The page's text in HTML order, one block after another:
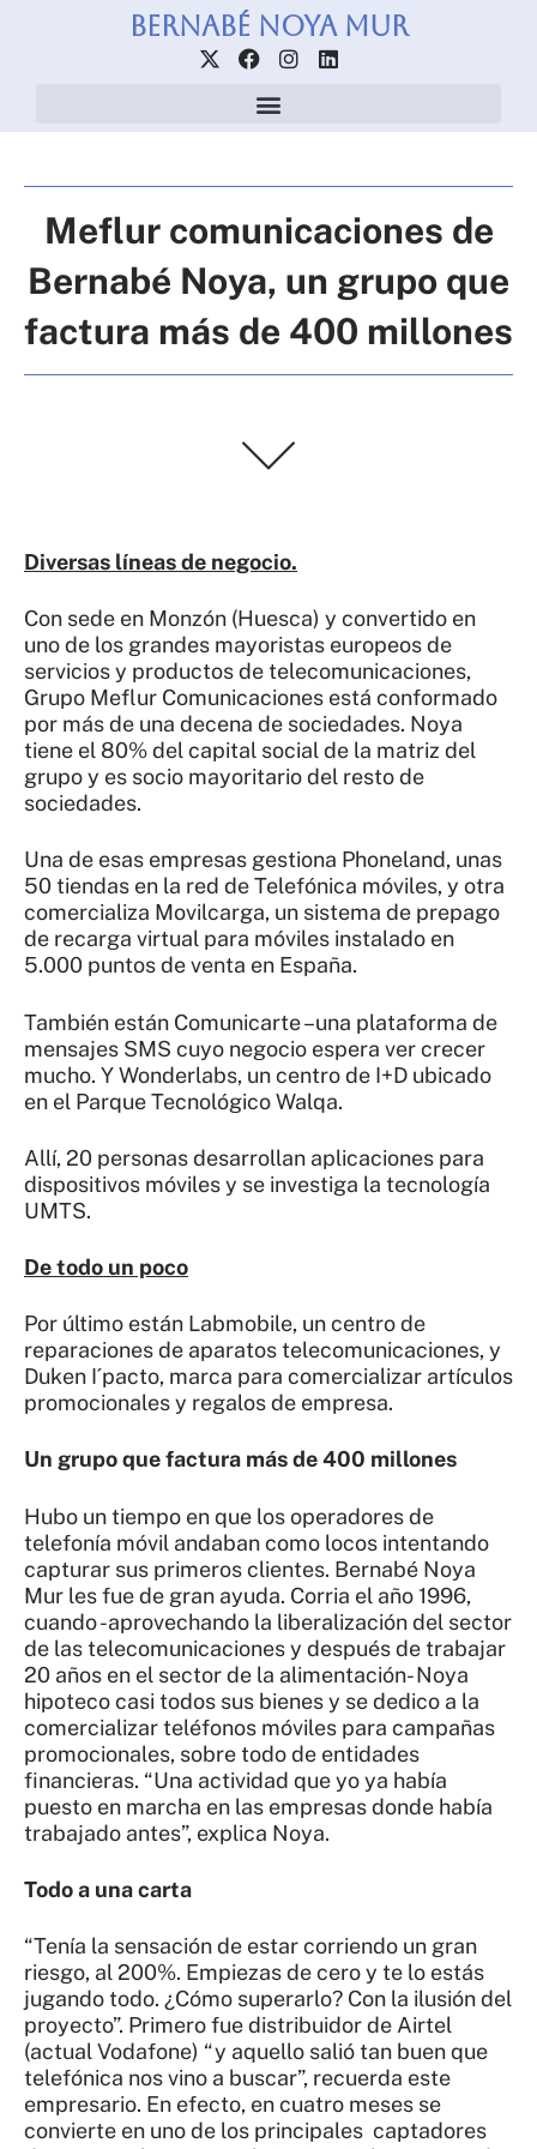
Bernabé Noya Mur
X
t
r
F
a
c
e
o
I
n
r
m
L
i
Meflur comunicaciones de
Bernabé Noya, un grupo que
factura más de 400 millones
Diversas líneas de negocio.
Con sede en Monzón (Huesca) y convertido en
uno de los grandes mayoristas europeos de
servicios y productos de telecomunicaciones,
Grupo Meflur Comunicaciones está conformado
por más de una decena de sociedades. Noya
tiene el 80% del capital social de la matriz del
grupo y es socio mayoritario del resto de
sociedades.
Una de esas empresas gestiona Phoneland, unas
50 tiendas en la red de Telefónica móviles, y otra
comercializa Movilcarga, un sistema de prepago
de recarga virtual para móviles instalado en
5.000 puntos de venta en España.
También están Comunicarte –una plataforma de
mensajes SMS cuyo negocio espera ver crecer
mucho. Y Wonderlabs, un centro de I+D ubicado
en el Parque Tecnológico Walqa.
Allí, 20 personas desarrollan aplicaciones para
dispositivos móviles y se investiga la tecnología
UMTS.
De todo un poco
Por último están Labmobile, un centro de
reparaciones de aparatos telecomunicaciones, y
Duken I´pacto, marca para comercializar artículos
promocionales y regalos de empresa.
Un grupo que factura más de 400 millones
Hubo un tiempo en que los operadores de
telefonía móvil andaban como locos intentando
capturar sus primeros clientes. Bernabé Noya
Mur les fue de gran ayuda. Corria el año 1996,
cuando -aprovechando la liberalización del sector
de las telecomunicaciones y después de trabajar
20 años en el sector de la alimentación- Noya
hipoteco casi todos sus bienes y se dedico a la
comercializar teléfonos móviles para campañas
promocionales, sobre todo de entidades
financieras. “Una actividad que yo ya había
puesto en marcha en las empresas donde había
trabajado antes”, explica Noya.
Todo a una carta
“Tenía la sensación de estar corriendo un gran
riesgo, al 200%. Empiezas de cero y te lo estás
jugando todo. ¿Cómo superarlo? Con la ilusión del
proyecto”. Primero fue distribuidor de Airtel
(actual Vodafone) “y aquello salió tan buen que
telefónica nos vino a buscar”, recuerda este
empresario. En efecto, en cuatro meses se
convierte en uno de los principales captadores